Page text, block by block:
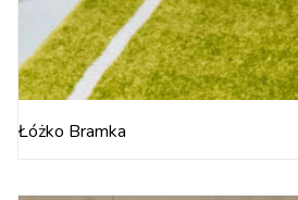
Łóżko Bramka